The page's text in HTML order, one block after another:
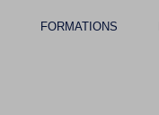
FORMATIONS